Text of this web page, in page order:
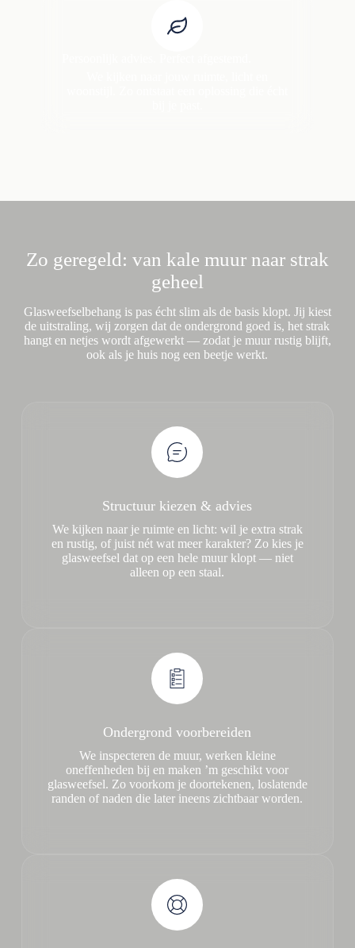
Zo geregeld: van kale muur naar strak
geheel
Glasweefselbehang is pas écht slim als de basis klopt. Jij kiest
de uitstraling, wij zorgen dat de ondergrond goed is, het strak
hangt en netjes wordt afgewerkt — zodat je muur rustig blijft,
ook als je huis nog een beetje werkt.
Structuur kiezen & advies
We kijken naar je ruimte en licht: wil je extra strak
en rustig, of juist nét wat meer karakter? Zo kies je
glasweefsel dat op een hele muur klopt — niet
alleen op een staal.
Ondergrond voorbereiden
We inspecteren de muur, werken kleine
oneffenheden bij en maken ’m geschikt voor
glasweefsel. Zo voorkom je doortekenen, loslatende
randen of naden die later ineens zichtbaar worden.